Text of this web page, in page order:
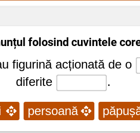
folosind cuvintele
figurină acționată de o
diferite
.
persoană